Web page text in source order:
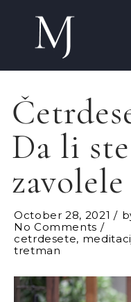
Da li
zavolele
October 28, 2021
No Comments
cetrdesete,
tretman